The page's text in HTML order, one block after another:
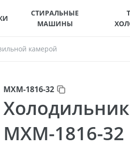
СТИРАЛЬНЫЕ
МАШИНЫ
камерой
МХМ-1816-32
МХМ-1816-32